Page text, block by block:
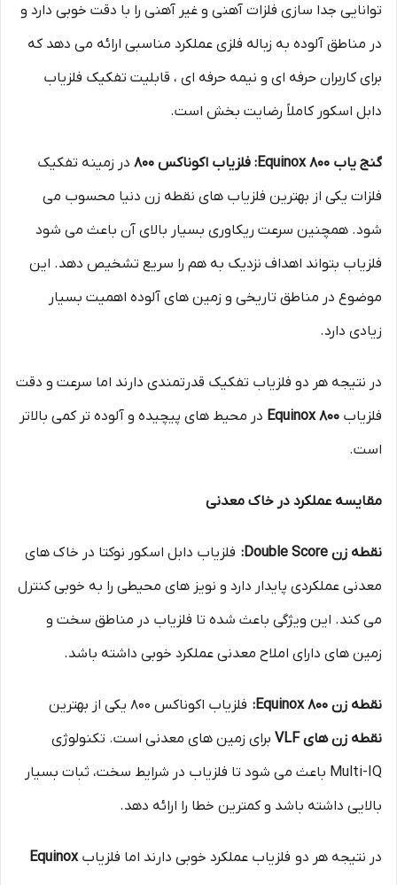
توانایی جدا سازی فلزات آهنی و غیر آهنی را با دقت خوبی دارد و
در مناطق آلوده به زباله فلزی عملکرد مناسبی ارائه می‌ دهد که
برای کاربران حرفه‌ ای و نیمه‌ حرفه‌ ای ، قابلیت تفکیک فلزیاب
دابل اسکور کاملاً رضایت‌ بخش است.
گنج یاب Equinox 800: فلزیاب اکوناکس 800
در زمینه تفکیک
فلزات یکی از بهترین فلزیاب‌ های نقطه زن دنیا محسوب می‌
شود. همچنین سرعت ریکاوری بسیار بالای آن باعث می‌ شود
فلزیاب بتواند اهداف نزدیک به هم را سریع تشخیص دهد. این
موضوع در مناطق تاریخی و زمین‌ های آلوده اهمیت بسیار
زیادی دارد.
در نتیجه هر دو فلزیاب تفکیک قدرتمندی دارند اما سرعت و دقت
فلزیاب Equinox 800 در محیط‌ های پیچیده و آلوده تر کمی بالاتر
است.
مقایسه عملکرد در خاک معدنی
نقطه زن Double Score:
فلزیاب دابل اسکور نوکتا در خاک‌ های
معدنی عملکردی پایدار دارد و نویز های محیطی را به‌ خوبی کنترل
می‌ کند. این ویژگی باعث شده تا فلزیاب در مناطق سخت و
زمین‌ های دارای املاح معدنی عملکرد خوبی داشته باشد.
نقطه زن Equinox 800:
فلزیاب اکوناکس 800 یکی از بهترین
نقطه زن های VLF
برای زمین‌ های معدنی است. تکنولوژی
Multi-IQ باعث می‌ شود تا فلزیاب در شرایط سخت، ثبات بسیار
بالایی داشته باشد و کمترین خطا را ارائه دهد.
در نتیجه هر دو فلزیاب عملکرد خوبی دارند اما فلزیابEquinox